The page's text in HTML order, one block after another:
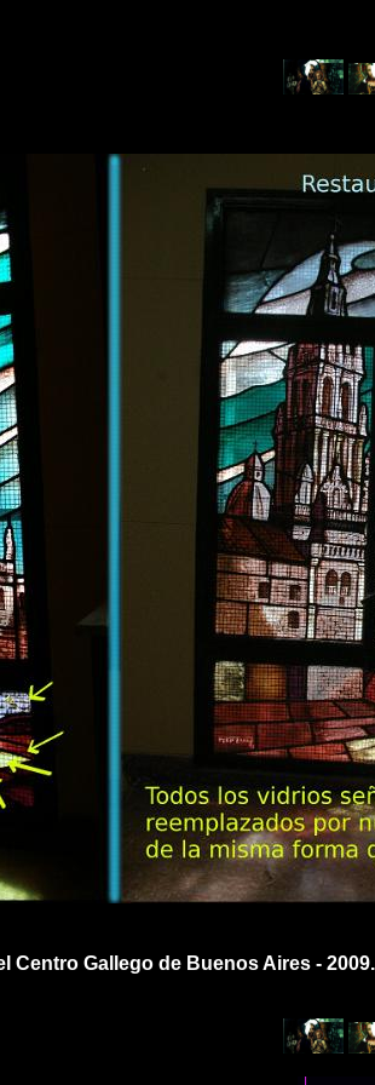
Centro Gallego de Buenos Aires -